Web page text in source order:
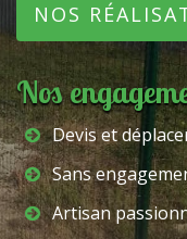
NOS
Nos
Devis et
Sans
Artisan